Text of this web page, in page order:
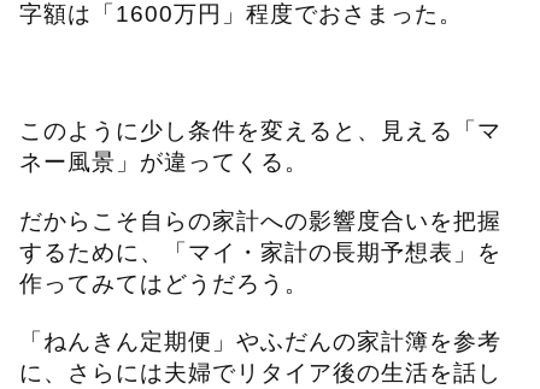
字額は「1600万円」程度でおさまった。
このように少し条件を変えると、見える「マ
ネー風景」が違ってくる。
だからこそ自らの家計への影響度合いを把握
するために、「マイ・家計の長期予想表」を
作ってみてはどうだろう。
「ねんきん定期便」やふだんの家計簿を参考
に、さらには夫婦でリタイア後の生活を話し